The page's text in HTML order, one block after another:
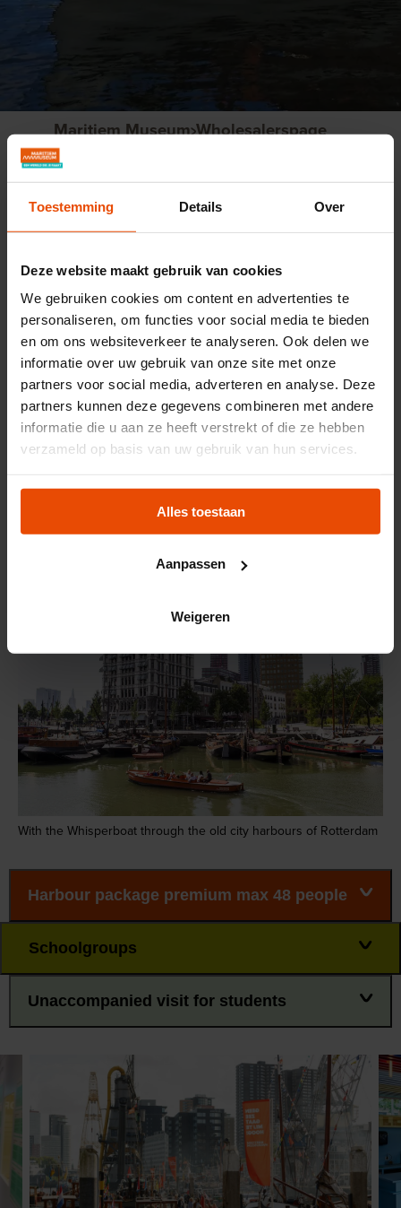
Toestemming Details Over
Deze website maakt gebruik van cookies
We gebruiken cookies om content en advertenties te
personaliseren, om functies voor social media te bieden
en om ons websiteverkeer te analyseren. Ook delen we
informatie over uw gebruik van onze site met onze
partners voor social media, adverteren en analyse. Deze
partners kunnen deze gegevens combineren met andere
informatie die u aan ze heeft verstrekt of die ze hebben
verzameld op basis van uw gebruik van hun services.
Alles toestaan
Aanpassen
Weigeren
Maritiem Museum Wholesalerspage
Products for our
connected wholesalers
museum is situated in the center of Rotterdam
and has the largest and oldest museum
harbour of the Netherlands. The museum tells
the story of the port of Rotterdam and the
maritime history of the Netherlands.
Special package tours for the
international market
Harbour package max 48 people
With the Whisperboat through the old city harbours of Rotterdam
Harbour package premium max 48 people
Schoolgroups
Unaccompanied visit for students